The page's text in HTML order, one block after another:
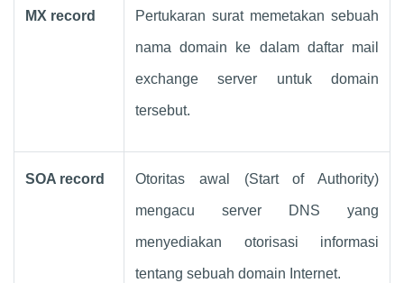
MX record Pertukaran surat memetakan sebuah
nama domain ke dalam daftar mail
exchange server untuk domain
tersebut.
SOA record Otoritas awal (Start of Authority)
mengacu server DNS yang
menyediakan otorisasi informasi
tentang sebuah domain Internet.